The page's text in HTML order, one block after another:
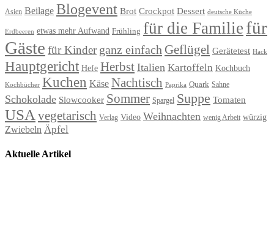
Asien Beilage Blogevent Brot Crockpot Dessert deutsche Küche
Erdbeeren etwas mehr Aufwand Frühling für die Familie für
Gäste für Kinder ganz einfach Geflügel Gerätetest Hack
Hauptgericht Hefe Herbst Italien Kartoffeln Kochbuch
Kochbücher Kuchen Käse Nachtisch Paprika Quark Sahne
Schokolade Slowcooker Sommer Spargel Suppe Tomaten
USA vegetarisch Verlag Video Weihnachten wenig Arbeit würzig
Zwiebeln Äpfel
Aktuelle Artikel